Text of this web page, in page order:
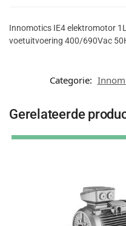
Innomotics IE4 elektromotor
voetuitvoering 400/690Vac
Categorie:
Gerelateerde